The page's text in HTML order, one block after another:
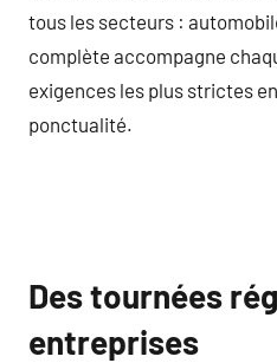
tous les secteurs :
complète accompagne
exigences les plus strictes
ponctualité.
Des tournées
entreprises